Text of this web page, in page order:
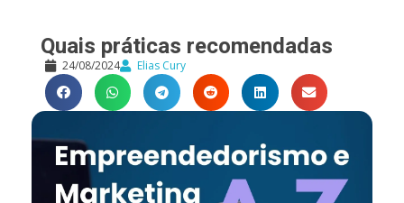
Quais práticas recomendadas
24/08/2024 Elias Cury